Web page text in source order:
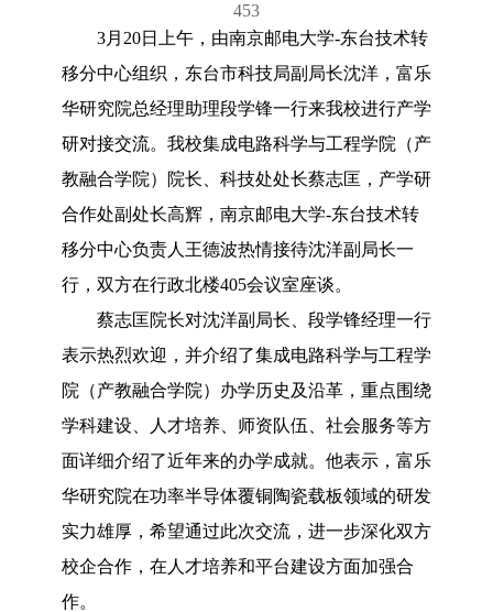
453
3月20日上午，由南京邮电大学-东台技术转
移分中心组织，东台市科技局副局长沈洋，富乐
华研究院总经理助理段学锋一行来我校进行产学
研对接交流。我校集成电路科学与工程学院（产
教融合学院）院长、科技处处长蔡志匡，产学研
合作处副处长高辉，南京邮电大学-东台技术转
移分中心负责人王德波热情接待沈洋副局长一
行，双方在行政北楼405会议室座谈。
蔡志匡院长对沈洋副局长、段学锋经理一行
表示热烈欢迎，并介绍了集成电路科学与工程学
院（产教融合学院）办学历史及沿革，重点围绕
学科建设、人才培养、师资队伍、社会服务等方
面详细介绍了近年来的办学成就。他表示，富乐
华研究院在功率半导体覆铜陶瓷载板领域的研发
实力雄厚，希望通过此次交流，进一步深化双方
校企合作，在人才培养和平台建设方面加强合
作。